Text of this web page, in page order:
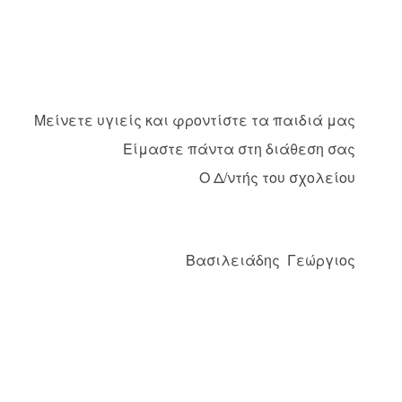
Μείνετε υγιείς και φροντίστε τα παιδιά μας
Είμαστε πάντα στη διάθεση σας
Ο Δ/ντής του σχολείου
Βασιλειάδης Γεώργιος